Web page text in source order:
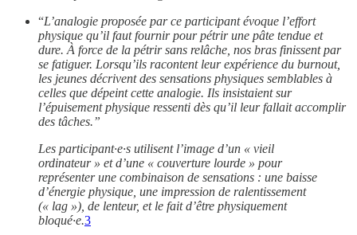
“L’analogie proposée par ce participant évoque l’effort
physique qu’il faut fournir pour pétrir une pâte tendue et
dure. À force de la pétrir sans relâche, nos bras finissent par
se fatiguer. Lorsqu’ils racontent leur expérience du burnout,
les jeunes décrivent des sensations physiques semblables à
celles que dépeint cette analogie. Ils insistaient sur
l’épuisement physique ressenti dès qu’il leur fallait accomplir
des tâches.”
Les participant·e·s utilisent l’image d’un « vieil
ordinateur » et d’une « couverture lourde » pour
représenter une combinaison de sensations : une baisse
d’énergie physique, une impression de ralentissement
(« lag »), de lenteur, et le fait d’être physiquement
bloqué·e.3